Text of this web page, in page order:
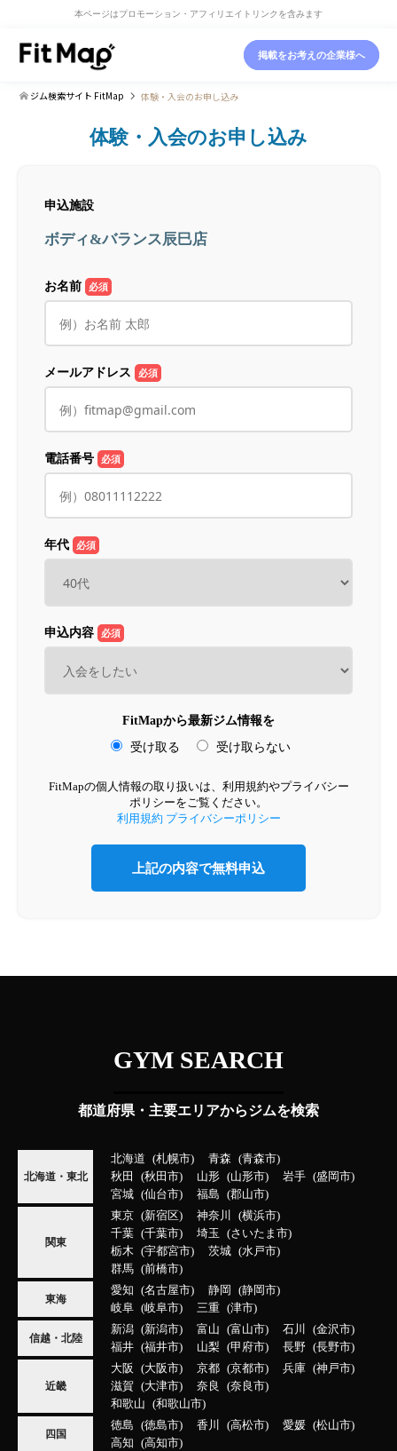
本ページはプロモーション・アフィリエイトリンクを含みます
掲載をお考えの企業様へ
ジム検索サイト FitMap 体験・入会のお申し込み
体験・入会のお申し込み
申込施設
ボディ&バランス辰巳店
お名前 必須
メールアドレス 必須
電話番号 必須
年代 必須
申込内容 必須
FitMapから最新ジム情報を
受け取る
受け取らない
FitMapの個人情報の取り扱いは、利用規約やプライバシー
ポリシーをご覧ください。
利用規約 プライバシーポリシー
GYM SEARCH
都道府県・主要エリアからジムを検索
北海道・東北
北海道 札幌市 青森
青森市
秋田
秋田市 山形 山形市 岩手
盛岡市
宮城
仙台市 福島 郡山市
関東
東京 新宿区 神奈川
横浜市
千葉
千葉市 埼玉
さいたま市
栃木
宇都宮市 茨城
水戸市
群馬
前橋市
東海
愛知 名古屋市 静岡
静岡市
岐阜
岐阜市 三重 津市
信越・北陸
新潟 新潟市 富山 富山市 石川
金沢市
福井
福井市 山梨 甲府市 長野 長野市
近畿
大阪 大阪市 京都 京都市 兵庫
神戸市
滋賀
大津市 奈良
奈良市
和歌山
和歌山市
四国
徳島 徳島市 香川 高松市 愛媛
松山市
高知
高知市